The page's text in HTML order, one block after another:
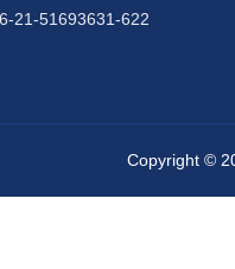
21-51693631-622
Copyright ©